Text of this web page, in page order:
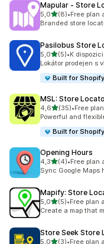
Mapular ‑ Store
5,0z 5 hvězd
(8)
Celkový počet
•Free plan
Branded store
Pasilobus Store
5,0z 5 hvězd
(5)
Celkový počet
•K
Lokátor prodejen s
Built for Shopify
MSL: Store
4,6z 5 hvězd
(35)
Celkový počet
•Free
Powerful and
Built for Shopify
Opening Hours
4,3z 5 hvězd
(4)
Celkový počet
•Free plan
Sync Google Maps
Mapify: Store
5,0z 5 hvězd
(5)
Celkový počet
•Free plan
Create a map that
Store Seek Store
5,0z 5 hvězd
(3)•Free plan